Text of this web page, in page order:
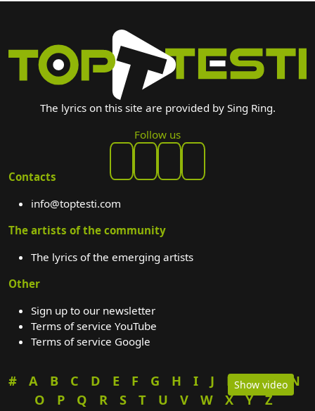
Show video
The lyrics on this site are provided by Sing Ring.
Follow us
Contacts
info@toptesti.com
The artists of the community
The lyrics of the emerging artists
Other
Sign up to our newsletter
Terms of service YouTube
Terms of service Google
# A B C D E F G H I J K L M
N
O
P Q R S T U V W X Y Z